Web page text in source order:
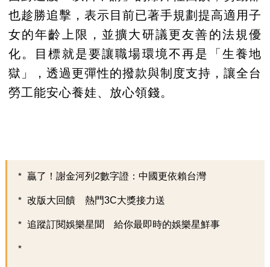
也趁勝追擊，表示目前已著手規劃提高適用子
女的年齡上限，並擴大研議更友善的法規優
化。目標就是要讓職場環境不再是「生養地
獄」，透過更彈性的撥款與制度支持，讓全台
勞工能安心養娃、放心領錢。
贏了！謝金河列2數字證：中國更依賴台灣
改版大回饋 熱門3C大獎接力送
追蹤訂閱娛樂星聞 給你最即時的娛樂星鮮事